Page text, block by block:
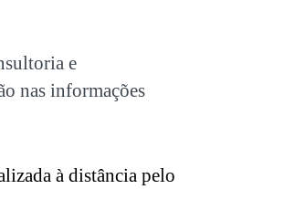
e
nas informações
à distância pelo